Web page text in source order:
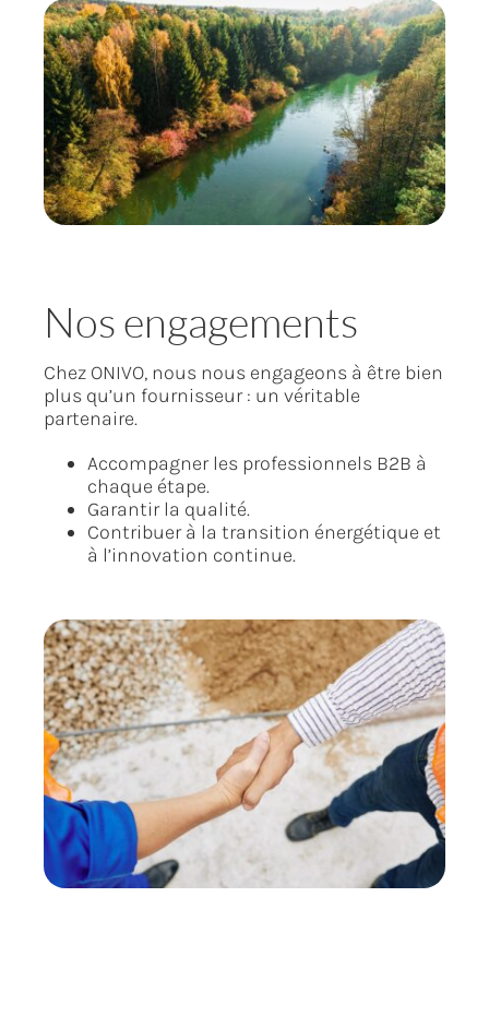
Nos engagements
Chez ONIVO, nous nous engageons à être bien
plus qu’un fournisseur : un véritable
partenaire.
Accompagner les professionnels B2B à
chaque étape.
Garantir la qualité.
Contribuer à la transition énergétique et
à l’innovation continue.